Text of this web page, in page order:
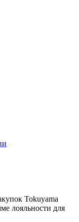
Tokuyama
лояльности для